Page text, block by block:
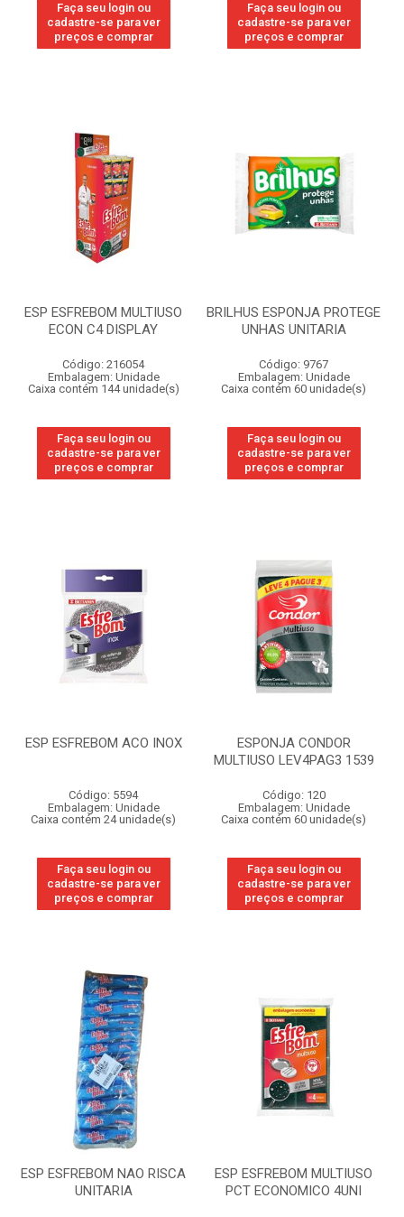
Faça seu login ou
cadastre-se para ver
preços e comprar
Faça seu login ou
cadastre-se para ver
preços e comprar
ESP ESFREBOM MULTIUSO
ECON C4 DISPLAY
Código: 216054
Embalagem: Unidade
Caixa contém 144 unidade(s)
Faça seu login ou
cadastre-se para ver
preços e comprar
BRILHUS ESPONJA PROTEGE
UNHAS UNITARIA
Código: 9767
Embalagem: Unidade
Caixa contém 60 unidade(s)
Faça seu login ou
cadastre-se para ver
preços e comprar
ESP ESFREBOM ACO INOX
Código: 5594
Embalagem: Unidade
Caixa contém 24 unidade(s)
Faça seu login ou
cadastre-se para ver
preços e comprar
ESPONJA CONDOR
MULTIUSO LEV4PAG3 1539
Código: 120
Embalagem: Unidade
Caixa contém 60 unidade(s)
Faça seu login ou
cadastre-se para ver
preços e comprar
ESP ESFREBOM NAO RISCA
UNITARIA
ESP ESFREBOM MULTIUSO
PCT ECONOMICO 4UNI